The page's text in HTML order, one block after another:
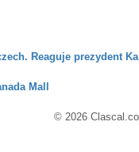
Reaguje prezydent
Mall
© 2026